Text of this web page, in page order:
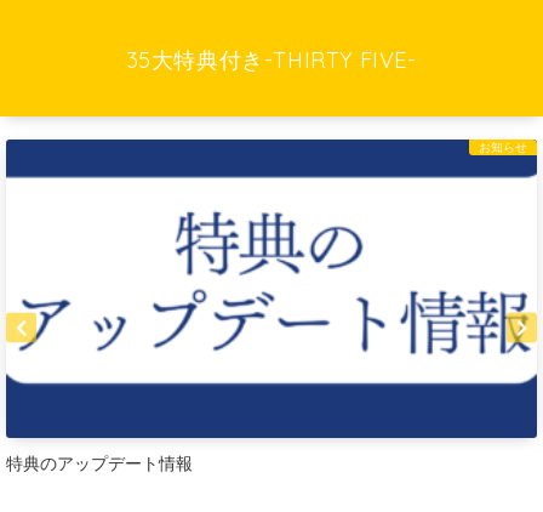
35大特典付き-THIRTY FIVE-
お知らせ
典のアップデート情報